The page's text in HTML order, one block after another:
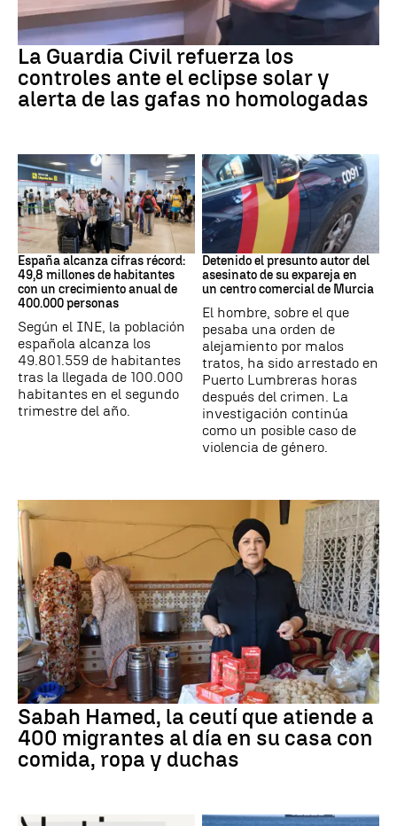
Eclipse solar
La Guardia Civil refuerza los
controles ante el eclipse solar y
alerta de las gafas no homologadas
HABITANTES ESPAÑA
España alcanza cifras récord:
49,8 millones de habitantes
con un crecimiento anual de
400.000 personas
Según el INE, la población
española alcanza los
49.801.559 de habitantes
tras la llegada de 100.000
habitantes en el segundo
trimestre del año.
Asesinato
Detenido el presunto autor del
asesinato de su expareja en
un centro comercial de Murcia
El hombre, sobre el que
pesaba una orden de
alejamiento por malos
tratos, ha sido arrestado en
Puerto Lumbreras horas
después del crimen. La
investigación continúa
como un posible caso de
violencia de género.
Sabah Hamed, la ceutí que atiende a
400 migrantes al día en su casa con
comida, ropa y duchas